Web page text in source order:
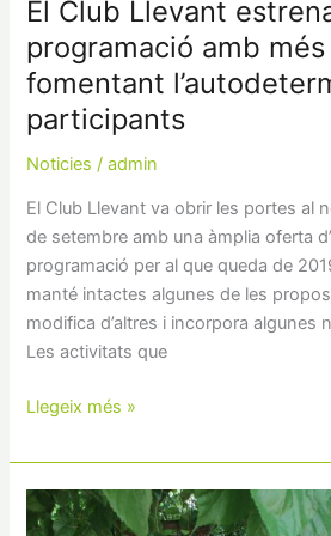
El Club Llevant
programació amb
fomentant
participants
Noticies /admin
El Club Llevant va obrir les portes al
de setembre amb una àmplia oferta
programació per al que queda de
manté intactes algunes de les
modifica d’altres i incorpora algunes
Les activitats que
Llegeix més »
Aspanin
reprèn